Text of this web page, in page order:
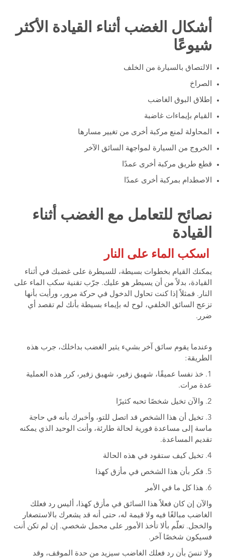
أشكال الغضب أثناء القيادة الأكثر
شيوعًا
الالتصاق بالسيارة من الخلف
الصراخ
إطلاق البوق الغاضب
القيام بإيماءات غاضبة
المحاولة لمنع مركبة أخرى من تغيير مسارها
الخروج من السيارة لمواجهة السائق الآخر
قطع طريق مركبة أخرى عمدًا
الاصطدام بمركبة أخرى عمدًا
نصائح للتعامل مع الغضب أثناء
القيادة
اسكب الماء على النار
يمكنك القيام بخطوات بسيطة، للسيطرة على غضبك في أثناء
القيادة، بدلاً من أن يسيطر هو عليك. جرّب تقنية سكب الماء على
النار. فمثلاً إذا كنت تحاول الدخول في حركة مرور، ورأيت بأنها
تزعج السائق الخلفي، لوح له بإيماء بسيطة بأنك لم تقصد أي
ضرر.
وعندما يقوم سائق آخر بشيء يثير الغضب بداخلك، جرب هذه
الطريقة:
1. خذ نفسا عميقًا، شهيق زفير، شهيق زفير، كرر هذه العملية
عدة مرات.
2. والآن تخيل شخصًا تحبه كثيرًا
3. تخيل أن هذا الشخص قد اتصل للتو، وأخبرك بأنه في حاجة
ماسة إلى مساعدة فورية لحالة طارئة، وأنت الوحيد الذي يمكنه
تقديم المساعدة.
4. تخيل كيف ستقود في هذه الحالة
5. فكر بأن هذا الشخص في مأزق كهذا
6. هذا كل ما في الأمر
والآن إن كان فعلاً هذا السائق في مأزق كهذا، أليس رد فعلك
الغاضب مبالغًا فيه ولا قيمة له، حتى أنه قد يشعرك بالاستصغار
والخجل. تعلّم بألا تأخذ الأمور على محمل شخصي. إن لم تكن أنت
فسيكون شخصًا آخر.
ولا تنسَ بأن رد فعلك الغاضب سيزيد من حدة الموقف، وقد